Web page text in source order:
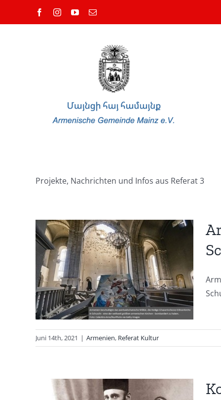
FacebookInstagramYouTube
E-
Projekte, Nachrichten und Infos aus Referat 3
Juni 14th, 2021 | Armenien, Referat Kultur